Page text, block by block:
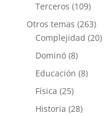
Terceros (109)
Otros temas (263)
Complejidad (20)
Dominó(8)
Educación (8)
Física (25)
Historia (28)